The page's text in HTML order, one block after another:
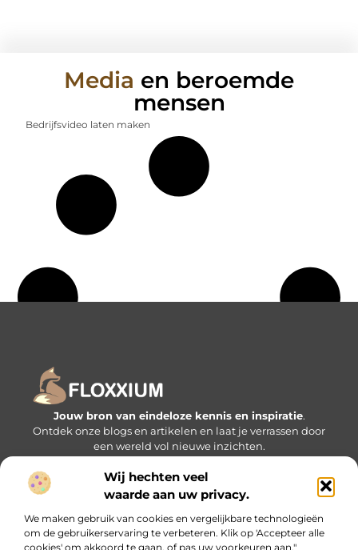
Wij hechten veel
waarde aan uw privacy.
We maken gebruik van cookies en vergelijkbare technologieën
om de gebruikerservaring te verbeteren. Klik op 'Accepteer alle
cookies' om akkoord te gaan, of pas uw voorkeuren aan."
Media en beroemde
mensen
Bedrijfsvideo laten maken
Jouw bron van eindeloze kennis en inspiratie.
Ontdek onze blogs en artikelen en laat je verrassen door
een wereld vol nieuwe inzichten.
Bericht categorie
Onze informatie